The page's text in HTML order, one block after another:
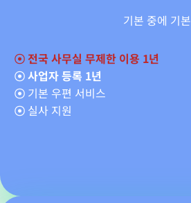
기본 중에 기본
☉전국 사무실 무제한 이용 1년
☉ 사업자 등록 1년
☉ 기본 우편 서비스
☉ 실사 지원